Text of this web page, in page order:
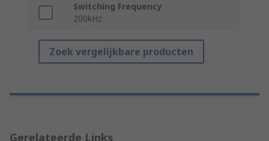
Switching Frequency
200kHz
Zoek vergelijkbare producten
Gerelateerde Links